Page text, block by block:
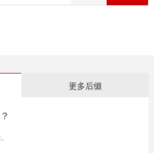
更多后缀